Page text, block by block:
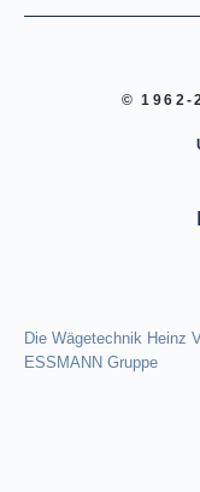
© 1962-
Die Wägetechnik Heinz
ESSMANN Gruppe